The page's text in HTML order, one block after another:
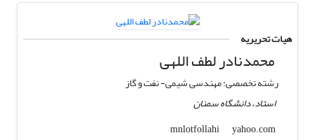
هیات تحریریه
محمدنادر لطف اللهی
رشته تخصصی: مهندسی شیمی- نفت و گاز
استاد، دانشگاه سمنان
mnlotfollahi
yahoo.com